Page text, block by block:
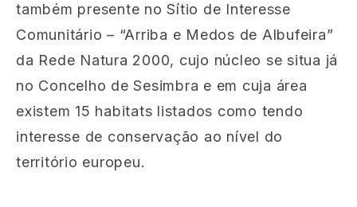
também presente no Sítio de Interesse
Comunitário – “Arriba e Medos de Albufeira”
da Rede Natura 2000, cujo núcleo se situa já
no Concelho de Sesimbra e em cuja área
existem 15 habitats listados como tendo
interesse de conservação ao nível do
território europeu.